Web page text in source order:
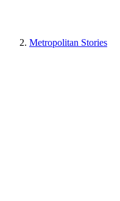
Metropolitan Stories